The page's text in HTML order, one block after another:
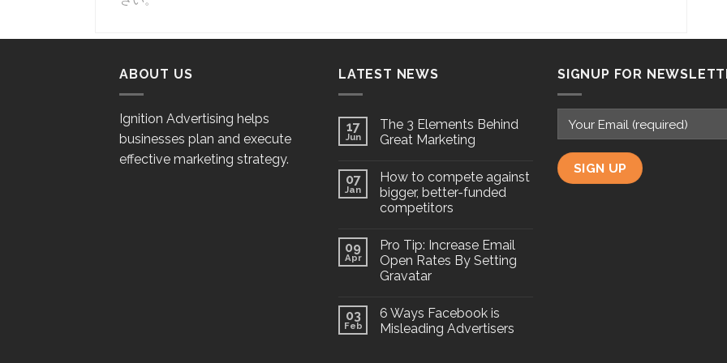
ABOUT US
Ignition Advertising helps
businesses plan and execute
effective marketing strategy.
LATEST NEWS
17
Jun
The 3 Elements Behind
Great Marketing
07
Jan
How to compete against
bigger, better-funded
competitors
09
Apr
Pro Tip: Increase Email
Open Rates By Setting
Gravatar
03
Feb
6 Ways Facebook is
Misleading Advertisers
SIGNUP FOR